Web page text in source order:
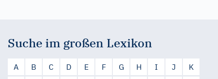
Suche im großen Lexikon
A B C D E F G H I J
K